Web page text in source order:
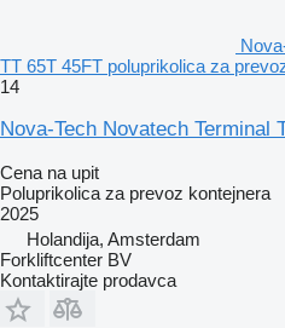
TT 65T 45FT poluprikolica za
14
Nova-Tech Novatech Terminal
Cena na upit
Poluprikolica za prevoz kontejnera
2025
Holandija, Amsterdam
Forkliftcenter BV
Kontaktirajte prodavca